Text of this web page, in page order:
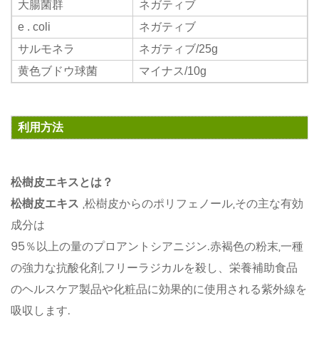
大腸菌群
ネガティブ
e . coli
ネガティブ
サルモネラ
ネガティブ/25g
黄色ブドウ球菌
マイナス/10g
利用方法
松樹皮エキスとは？
松樹皮エキス ,松樹皮からのポリフェノール,その主な有効
成分は
95％以上の量のプロアントシアニジン.赤褐色の粉末,一種
の強力な抗酸化剤,フリーラジカルを殺し、栄養補助食品
のヘルスケア製品や化粧品に効果的に使用される紫外線を
吸収します.